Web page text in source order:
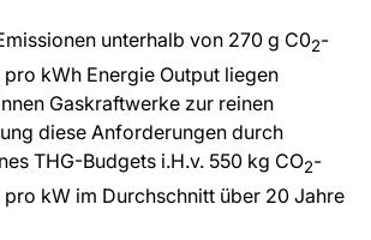
unterhalb von 270 g C02-
kWh Energie Output liegen
Gaskraftwerke zur reinen
diese Anforderungen durch
THG-Budgets i.H.v. 550 kg CO2-
kW im Durchschnitt über 20 Jahre